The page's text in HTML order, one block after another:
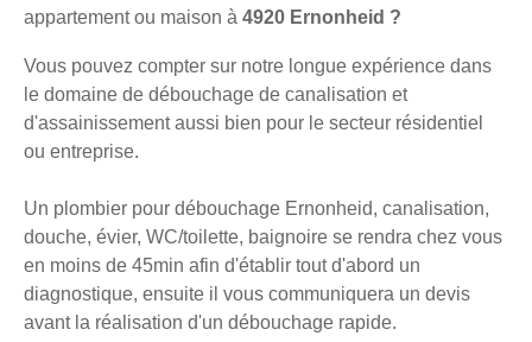
appartement ou maison à 4920 Ernonheid ?
Vous pouvez compter sur notre longue expérience dans
le domaine de débouchage de canalisation et
d'assainissement aussi bien pour le secteur résidentiel
ou entreprise.
Un plombier pour débouchage Ernonheid, canalisation,
douche, évier, WC/toilette, baignoire se rendra chez vous
en moins de 45min afin d'établir tout d'abord un
diagnostique, ensuite il vous communiquera un devis
avant la réalisation d'un débouchage rapide.